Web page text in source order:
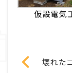
仮設電気
壊れた